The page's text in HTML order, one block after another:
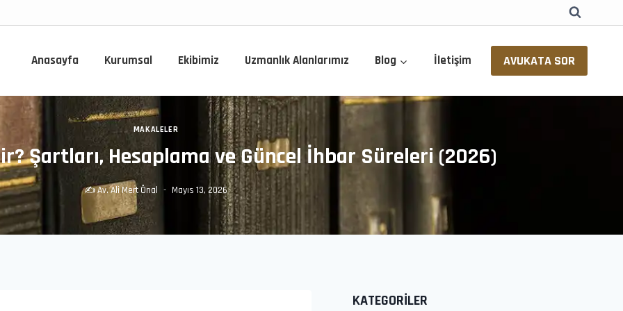
Anasayfa Kurumsal Ekibimiz Uzmanlık Alanlarımız Blog İletişim AVUKATA SOR
MAKALELER
Şartları, Hesaplama ve Güncel İhbar Süreleri (2026)
✍️Av. Ali Mert Önal Mayıs 13, 2026
KATEGORİLER